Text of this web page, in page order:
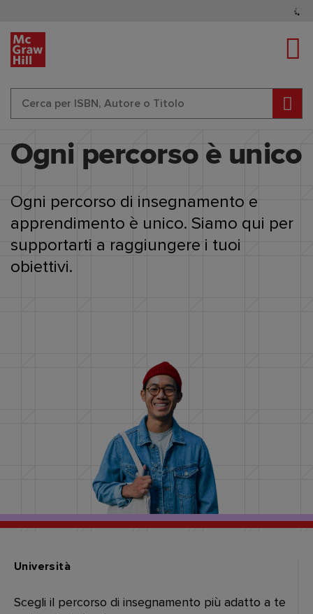
Ogni percorso è unico
Ogni percorso di insegnamento e
apprendimento è unico. Siamo qui per
supportarti a raggiungere i tuoi
obiettivi.
Università
Scegli il percorso di insegnamento più adatto a te